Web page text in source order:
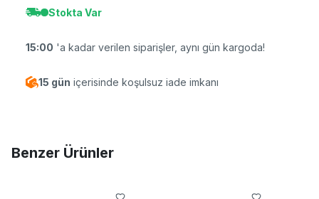
Stokta Var
15:00 'a kadar verilen siparişler, aynı gün kargoda!
15 gün içerisinde koşulsuz iade imkanı
Benzer Ürünler